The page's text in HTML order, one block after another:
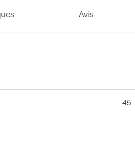
Avis
45